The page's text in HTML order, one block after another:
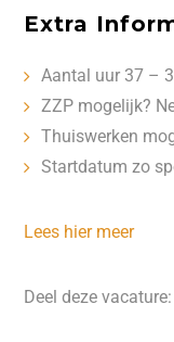
Extra
Aantal uur 37 –
ZZP mogelijk?
Thuiswerken
Startdatum zo
Lees hier meer
Deel deze vacature: